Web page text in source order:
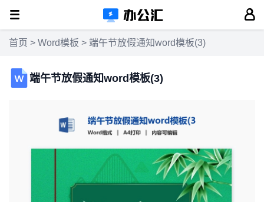
首页 > Word模板 > 端午节放假通知word模板(3)
端午节放假通知word模板(3)